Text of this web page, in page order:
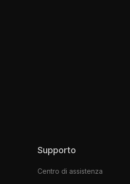
Supporto
Centro di assistenza